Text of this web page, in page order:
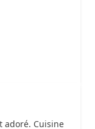
adoré. Cuisine